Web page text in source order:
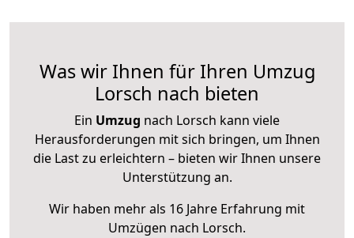
Was wir Ihnen für Ihren Umzug
Lorsch nach bieten
Ein Umzug nach Lorsch kann viele
Herausforderungen mit sich bringen, um Ihnen
die Last zu erleichtern – bieten wir Ihnen unsere
Unterstützung an.
Wir haben mehr als 16 Jahre Erfahrung mit
Umzügen nach Lorsch.